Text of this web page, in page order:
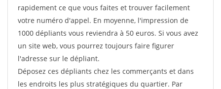
rapidement ce que vous faites et trouver facilement
votre numéro d'appel. En moyenne, l'impression de
1000 dépliants vous reviendra à 50 euros. Si vous avez
un site web, vous pourrez toujours faire figurer
l'adresse sur le dépliant.
Déposez ces dépliants chez les commerçants et dans
les endroits les plus stratégiques du quartier. Par